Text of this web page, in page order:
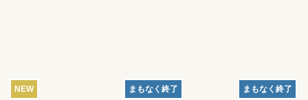
NEW まもなく終了 まもなく終了